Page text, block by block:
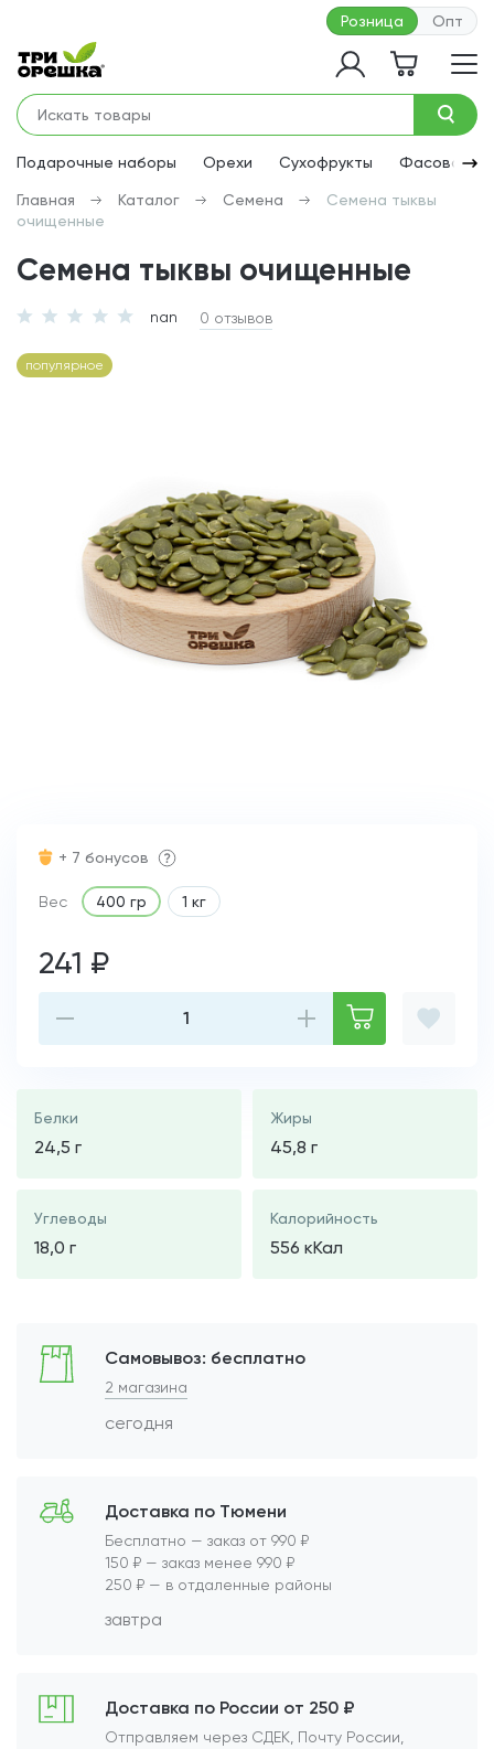
Розница Опт
Подарочные наборы Орехи Сухофрукты
Главная Каталог Семена
Семена тыквы
очищенные
Семена тыквы очищенные
nan 0 отзывов
популярное
Вес 400 гр 1 кг
+ 7 бонусов
241 ₽
Белки
24,5 г
Жиры
45,8 г
Углеводы
18,0 г
Калорийность
556 кКал
Самовывоз: бесплатно
2 магазина
сегодня
Доставка по Тюмени
Бесплатно — заказ от 990 ₽
150 ₽ — заказ менее 990 ₽
250 ₽ — в отдаленные районы
завтра
Доставка по России от 250 ₽
Отправляем через СДЕК, Почту России,